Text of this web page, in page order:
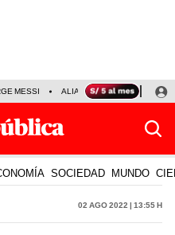
MESSI ALIANZA LIMA VS SPORT
SOCIEDAD MUNDO
02 Ago 2022 | 13:55 h